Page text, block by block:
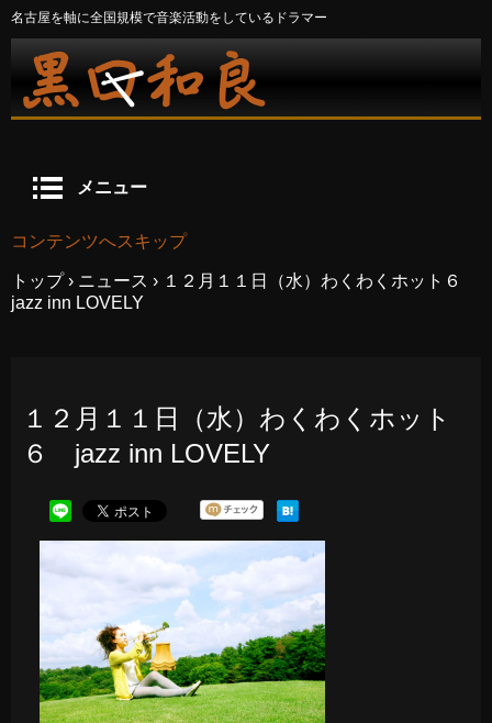
名古屋を軸に全国規模で音楽活動をしているドラマー
メニュー
コンテンツへスキップ
トップ › ニュース › １２月１１日（水）わくわくホット６
jazz inn LOVELY
１２月１１日（水）わくわくホット
６ jazz inn LOVELY